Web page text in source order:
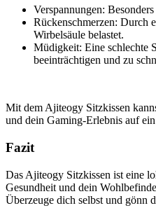
Verspannungen:
Rückenschmerzen: Durch
Wirbelsäule belastet.
Müdigkeit: Eine schlechte
beeinträchtigen und zu
Mit dem Ajiteogy Sitzkissen
und dein Gaming-Erlebnis auf
Fazit
Das Ajiteogy Sitzkissen ist eine
Gesundheit und dein
Überzeuge dich selbst und gönn